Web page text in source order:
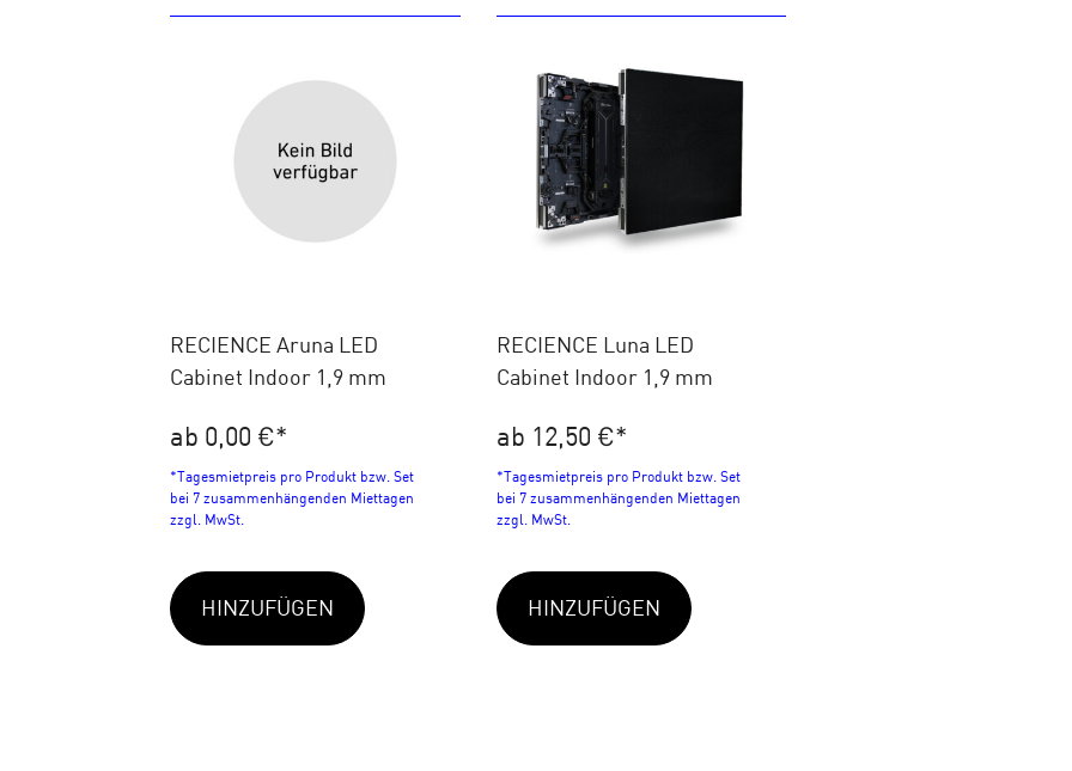
RECIENCE Aruna LED
Cabinet Indoor 1,9 mm
ab 0,00 €*
*Tagesmietpreis pro Produkt bzw. Set
bei 7 zusammenhängenden Miettagen
zzgl. MwSt.
HINZUFÜGEN
RECIENCE Luna LED
Cabinet Indoor 1,9 mm
ab 12,50 €*
*Tagesmietpreis pro Produkt bzw. Set
bei 7 zusammenhängenden Miettagen
zzgl. MwSt.
HINZUFÜGEN